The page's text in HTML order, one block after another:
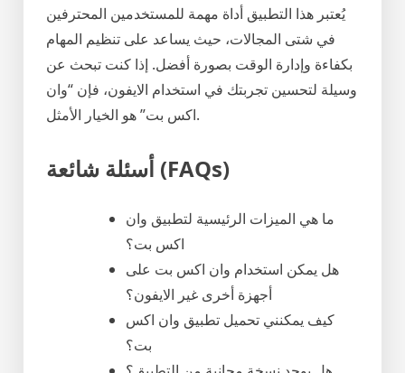
يُعتبر هذا التطبيق أداة مهمة للمستخدمين المحترفين
في شتى المجالات، حيث يساعد على تنظيم المهام
بكفاءة وإدارة الوقت بصورة أفضل. إذا كنت تبحث عن
وسيلة لتحسين تجربتك في استخدام الايفون، فإن “وان
اكس بت” هو الخيار الأمثل.
أسئلة شائعة (FAQs)
ما هي الميزات الرئيسية لتطبيق وان
اكس بت؟
هل يمكن استخدام وان اكس بت على
أجهزة أخرى غير الايفون؟
كيف يمكنني تحميل تطبيق وان اكس
بت؟